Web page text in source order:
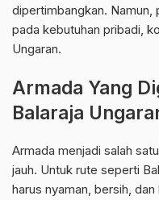
dipertimbangkan. Namun,
pada kebutuhan pribadi,
Ungaran.
Armada Yang
Balaraja
Armada menjadi salah
jauh. Untuk rute seperti
harus nyaman, bersih,